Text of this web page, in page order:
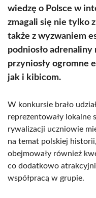
wiedzę o Polsce w
zmagali się nie tylko
także z wyzwaniem
podniosło
przyniosły ogromne
jak i kibicom.
W konkursie brało
reprezentowały lokalne
rywalizacji uczniowie
na temat polskiej
obejmowały również
co dodatkowo
współpracą w grupie.